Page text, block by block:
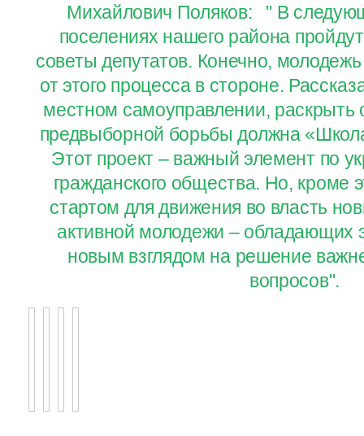
Михайлович Поляков: " В
поселениях нашего района
советы депутатов. Конечно,
от этого процесса в стороне.
местном самоуправлении,
предвыборной борьбы должна
Этот проект – важный элемент по
гражданского общества. Но, кроме
стартом для движения во власть
активной молодежи – обладающих
новым взглядом на решение
вопросов".